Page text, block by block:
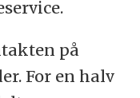
på
For en halv